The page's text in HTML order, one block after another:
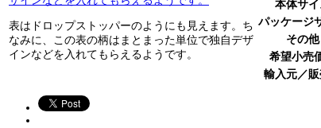
表はドロップストッパーのようにも見えます。ち
なみに、この表の柄はまとまった単位で独自デザ
インなどを入れてもらえるようです。
本体サ
パッケージ
その他
希望小売
輸入元／